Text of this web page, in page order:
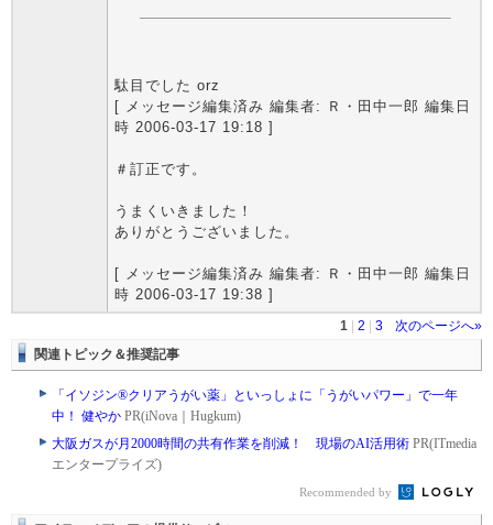
駄目でした orz
[ メッセージ編集済み 編集者: Ｒ・田中一郎 編集日
時 2006-03-17 19:18 ]
＃訂正です。
うまくいきました！
ありがとうございました。
[ メッセージ編集済み 編集者: Ｒ・田中一郎 編集日
時 2006-03-17 19:38 ]
1 2 3
次のページへ»
関連トピック＆推奨記事
「イソジン®クリアうがい薬」といっしょに「うがいパワー」で一年
中！ 健やか PR(iNova｜Hugkum)
大阪ガスが月2000時間の共有作業を削減！ 現場のAI活用術 PR(ITmedia
エンタープライズ)
Recommended by